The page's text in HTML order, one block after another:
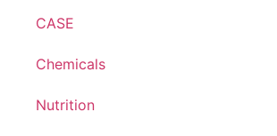
CASE
Chemicals
Nutrition